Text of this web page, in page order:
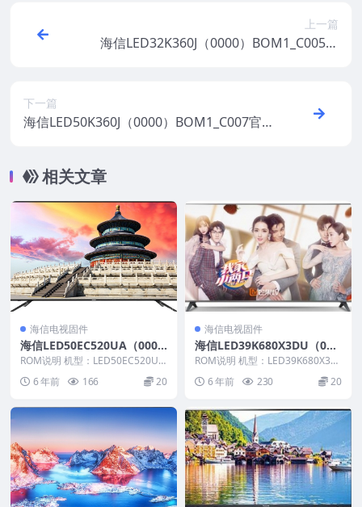
上一篇
海信LED32K360J（0000）BOM1_C005官
下一篇
海信LED50K360J（0000）BOM1_C007官
相关文章
海信电视固件
海信LED50EC520UA（000
4）BOM5_C005_20170222
官方原厂USB刷机电视固件包
ROM说明 机型：LED50EC520UA
固件版本：（0004） BOM：5 ...
6 年前 166 20
海信电视固件
海信LED39K680X3DU（000
0）BOM1官方原厂USB刷机
电视固件包
ROM说明 机型：LED39K680X3D
U 固件版本：（0000） BOM：
1... 6 年前 230 20